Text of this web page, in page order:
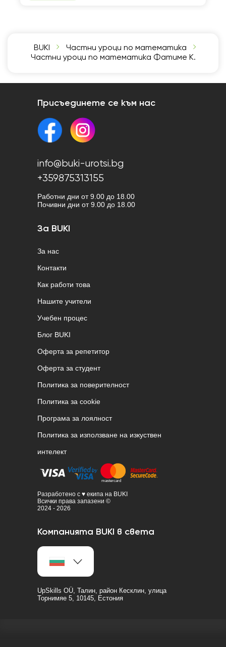
BUKI
Частни уроци по математика
Частни уроци по математика Фатиме К.
Присъединете се към нас
info@buki-urotsi.bg
+359875313155
Работни дни от 9.00 до 18.00
Почивни дни от 9.00 до 18.00
За BUKI
За нас
Контакти
Как работи това
Нашите учители
Учебен процес
Блог BUKI
Оферта за репетитор
Оферта за студент
Политика за поверителност
Политика за cookie
Програма за лоялност
Политика за използване на изкуствен
интелект
Разработено с ♥ екипа на BUKI
Всички права запазени ©
2024 - 2026
Компанията BUKI в света
UpSkills OÜ, Талин, район Кесклин, улица
Торнимяе 5, 10145, Естония